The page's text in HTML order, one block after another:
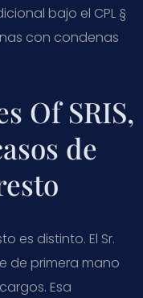
bajo el CPL §
con condenas
Of SRIS,
de
es distinto. El Sr.
de primera mano
Esa